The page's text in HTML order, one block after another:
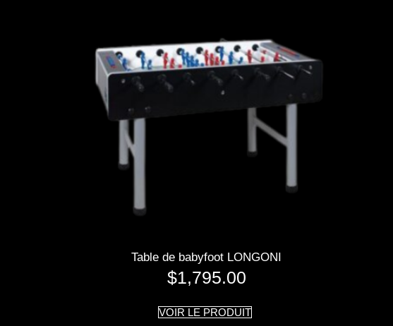
Table de babyfoot LONGONI
$1,795.00
VOIR LE PRODUIT